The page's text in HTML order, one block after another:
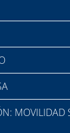
MOVILIDAD